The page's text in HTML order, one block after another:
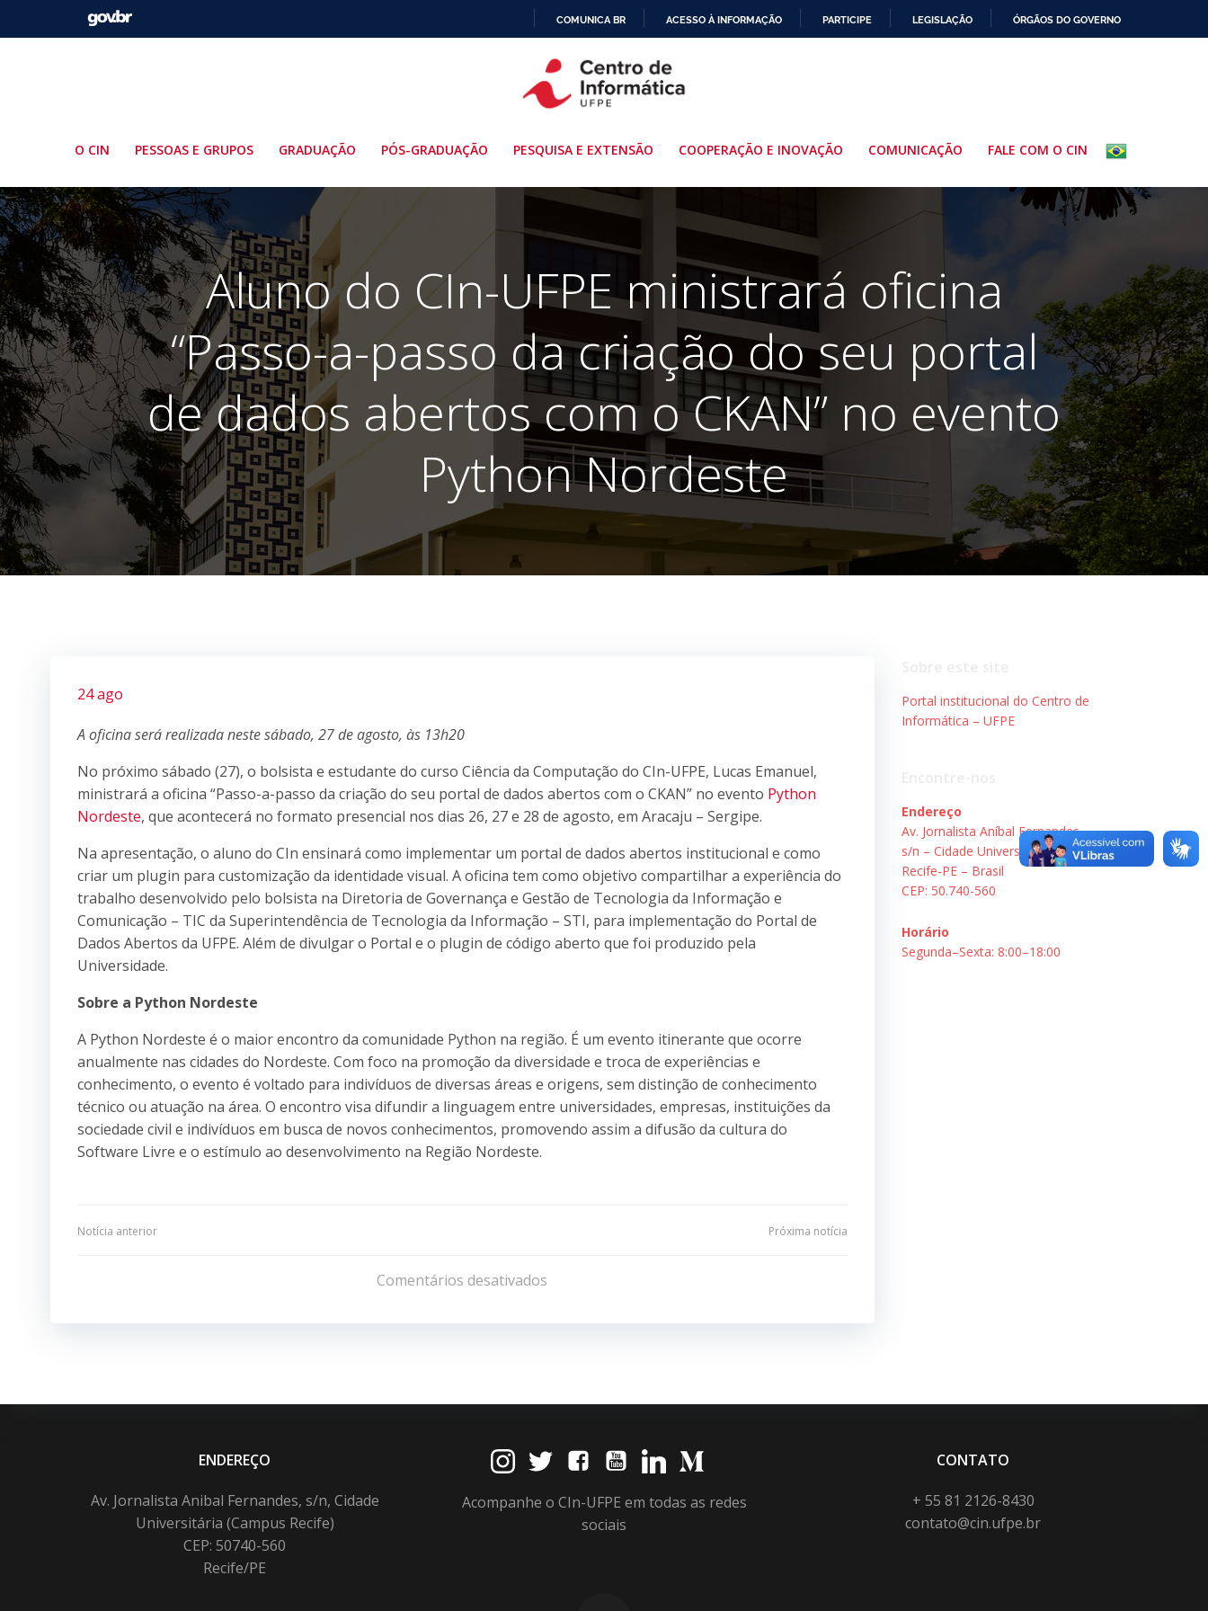
PARA
O
COMUNICA BR ACESSO À INFORMAÇÃO PARTICIPE LEGISLAÇÃO ÓRGÃOS DO GOVERNO
O CIN PESSOAS E GRUPOS GRADUAÇÃO PÓS-GRADUAÇÃO PESQUISA E EXTENSÃO COOPERAÇÃO E INOVAÇÃO COMUNICAÇÃO FALE COM O CIN
Aluno do CIn-UFPE ministrará oficina
“Passo-a-passo da criação do seu portal
de dados abertos com o CKAN” no evento
Python Nordeste
24 ago
A oficina será realizada neste sábado, 27 de agosto, às 13h20
No próximo sábado (27), o bolsista e estudante do curso Ciência da Computação do CIn-UFPE, Lucas Emanuel,
ministrará a oficina “Passo-a-passo da criação do seu portal de dados abertos com o CKAN” no evento Python
Nordeste, que acontecerá no formato presencial nos dias 26, 27 e 28 de agosto, em Aracaju – Sergipe.
Na apresentação, o aluno do CIn ensinará como implementar um portal de dados abertos institucional e como
criar um plugin para customização da identidade visual. A oficina tem como objetivo compartilhar a experiência do
trabalho desenvolvido pelo bolsista na Diretoria de Governança e Gestão de Tecnologia da Informação e
Comunicação – TIC da Superintendência de Tecnologia da Informação – STI, para implementação do Portal de
Dados Abertos da UFPE. Além de divulgar o Portal e o plugin de código aberto que foi produzido pela
Universidade.
Sobre a Python Nordeste
A Python Nordeste é o maior encontro da comunidade Python na região. É um evento itinerante que ocorre
anualmente nas cidades do Nordeste. Com foco na promoção da diversidade e troca de experiências e
conhecimento, o evento é voltado para indivíduos de diversas áreas e origens, sem distinção de conhecimento
técnico ou atuação na área. O encontro visa difundir a linguagem entre universidades, empresas, instituições da
sociedade civil e indivíduos em busca de novos conhecimentos, promovendo assim a difusão da cultura do
Software Livre e o estímulo ao desenvolvimento na Região Nordeste.
Navegação
Post
Notícia anterior
de
Post
Próxima notícia
Comentários desativados
Portal institucional do Centro de
Informática – UFPE
Endereço
Av. Jornalista Aníbal Fernandes,
s/n – Cidade Universitária.
Recife-PE – Brasil
CEP: 50.740-560
Horário
Segunda–Sexta: 8:00–18:00
ENDEREÇO
Av. Jornalista Anibal Fernandes, s/n, Cidade
Universitária (Campus Recife)
CEP: 50740-560
Recife/PE
Acompanhe o CIn-UFPE em todas as redes
sociais
CONTATO
+ 55 81 2126-8430
contato@cin.ufpe.br